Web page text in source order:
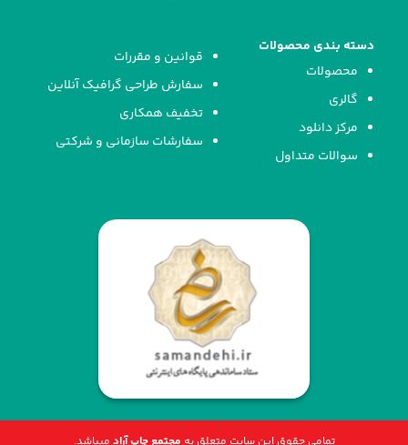
دسته بندی محصولات
محصولات
گالری
مرکز دانلود
سوالات متداول
قوانین و مقررات
سفارش طراحی گرافیک آنلاین
تخفیف همکاری
سفارشات سازمانی و شرکتی